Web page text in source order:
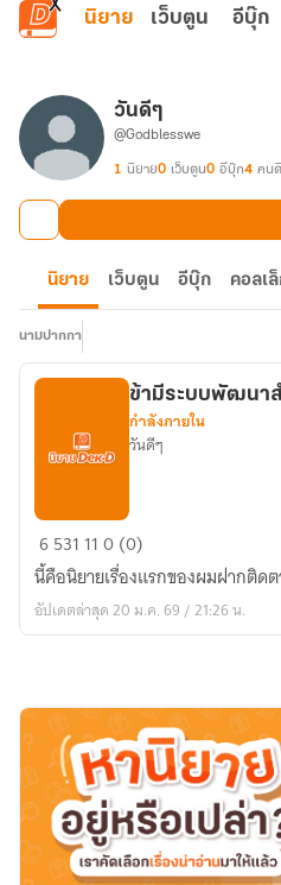
ข้ามไปยังเนื้อหาหลัก
นิยาย เว็บตูน อีบุ๊ก
วันดีๆ
@Godblesswe
1 นิยาย0 เว็บตูน0 อีบุ๊ก4 คน
นิยาย เว็บตูน อีบุ๊ก คอลเ
นามปากกา
ข้า
มี
ระบบ
พัฒนา
ข้ามีระบบพัฒนา
กำลังภายใน
วันดีๆ
6531 110 (0)
นี้คือนิยายเรื่องแรกของผมฝากติด
อัปเดตล่าสุด 20 ม.ค. 69 / 21:26 น.